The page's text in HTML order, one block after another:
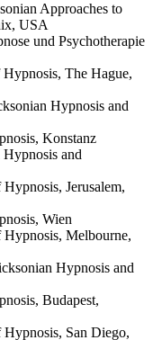
Approaches to
USA
und Psychotherapie
The Hague,
Hypnosis and
Konstanz
and
Jerusalem,
Wien
Hypnosis, Melbourne,
Hypnosis and
Budapest,
San Diego,